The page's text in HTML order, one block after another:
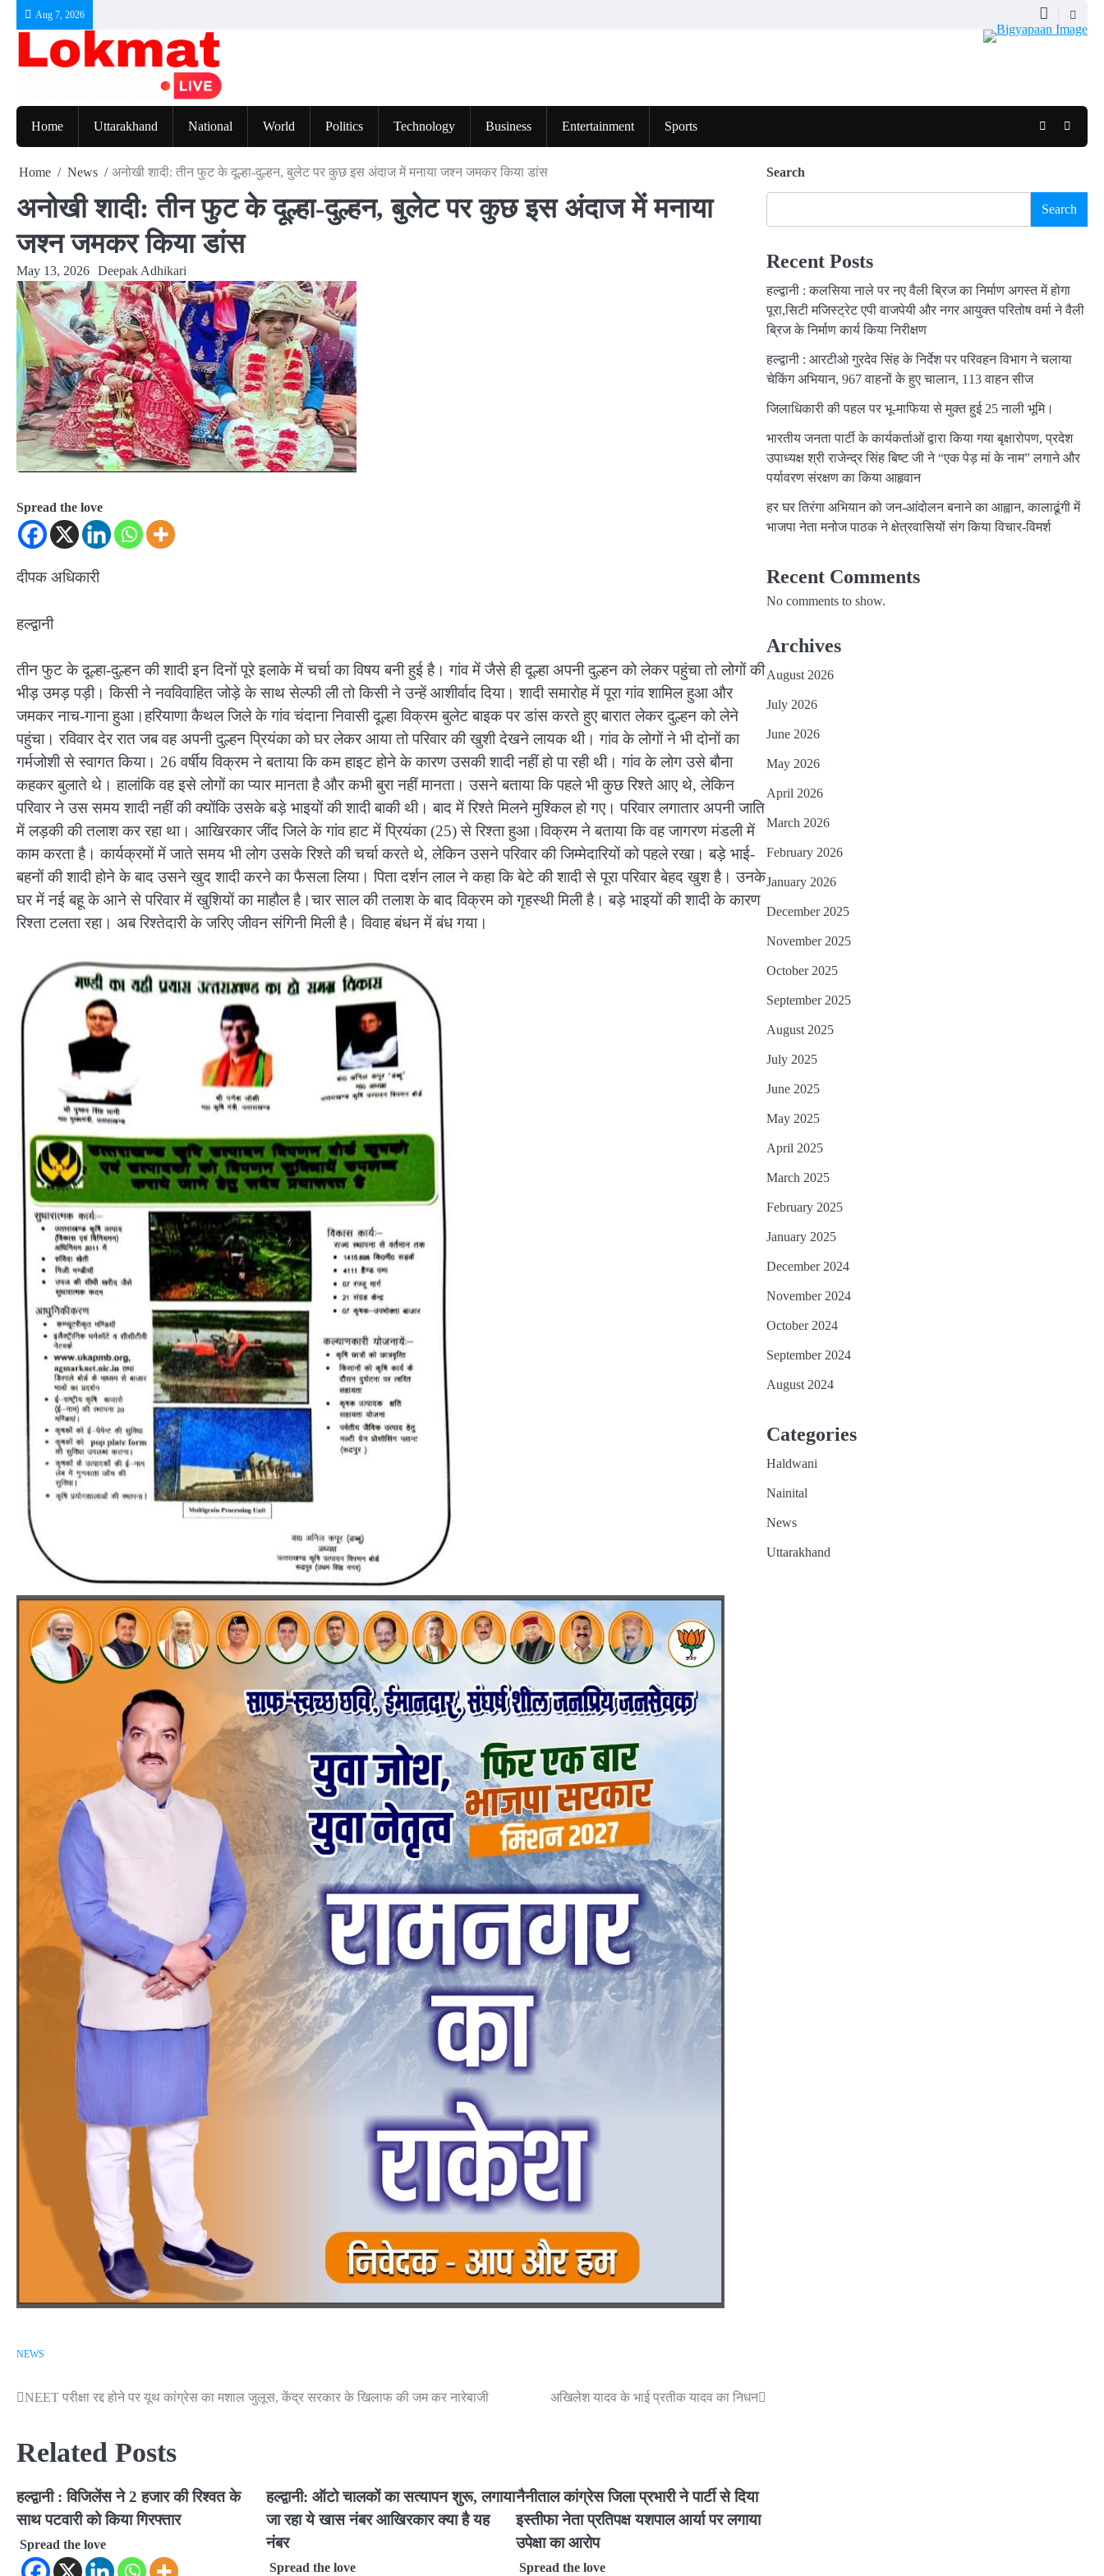
Aug 7, 2026
Home Uttarakhand National World Politics Technology Business Entertainment Sports Facebook
Home News अनोखी शादी: तीन फुट के दूल्हा-दुल्हन, बुलेट पर कुछ इस अंदाज में मनाया जश्न जमकर किया डांस
अनोखी शादी: तीन फुट के दूल्हा-दुल्हन, बुलेट पर कुछ इस अंदाज में मनाया
जश्न जमकर किया डांस
May 13, 2026 Deepak Adhikari
Spread the love
दीपक अधिकारी
हल्द्वानी
तीन फुट के दूल्हा-दुल्हन की शादी इन दिनों पूरे इलाके में चर्चा का विषय बनी हुई है। गांव में जैसे ही दूल्हा अपनी दुल्हन को लेकर पहुंचा तो लोगों की
भीड़ उमड़ पड़ी। किसी ने नवविवाहित जोड़े के साथ सेल्फी ली तो किसी ने उन्हें आशीर्वाद दिया। शादी समारोह में पूरा गांव शामिल हुआ और
जमकर नाच-गाना हुआ।हरियाणा कैथल जिले के गांव चंदाना निवासी दूल्हा विक्रम बुलेट बाइक पर डांस करते हुए बारात लेकर दुल्हन को लेने
पहुंचा। रविवार देर रात जब वह अपनी दुल्हन प्रियंका को घर लेकर आया तो परिवार की खुशी देखने लायक थी। गांव के लोगों ने भी दोनों का
गर्मजोशी से स्वागत किया। 26 वर्षीय विक्रम ने बताया कि कम हाइट होने के कारण उसकी शादी नहीं हो पा रही थी। गांव के लोग उसे बौना
कहकर बुलाते थे। हालांकि वह इसे लोगों का प्यार मानता है और कभी बुरा नहीं मानता। उसने बताया कि पहले भी कुछ रिश्ते आए थे, लेकिन
परिवार ने उस समय शादी नहीं की क्योंकि उसके बड़े भाइयों की शादी बाकी थी। बाद में रिश्ते मिलने मुश्किल हो गए। परिवार लगातार अपनी जाति
में लड़की की तलाश कर रहा था। आखिरकार जींद जिले के गांव हाट में प्रियंका (25) से रिश्ता हुआ।विक्रम ने बताया कि वह जागरण मंडली में
काम करता है। कार्यक्रमों में जाते समय भी लोग उसके रिश्ते की चर्चा करते थे, लेकिन उसने परिवार की जिम्मेदारियों को पहले रखा। बड़े भाई-
बहनों की शादी होने के बाद उसने खुद शादी करने का फैसला लिया। पिता दर्शन लाल ने कहा कि बेटे की शादी से पूरा परिवार बेहद खुश है। उनके
घर में नई बहू के आने से परिवार में खुशियों का माहौल है।चार साल की तलाश के बाद विक्रम को गृहस्थी मिली है। बड़े भाइयों की शादी के कारण
रिश्ता टलता रहा। अब रिश्तेदारी के जरिए जीवन संगिनी मिली है। विवाह बंधन में बंध गया।
NEWS
Post
NEET परीक्षा रद्द होने पर यूथ कांग्रेस का मशाल जुलूस, केंद्र सरकार के खिलाफ की जम कर नारेबाजी अखिलेश यादव के भाई प्रतीक यादव का निधन
Related Posts
हल्द्वानी : विजिलेंस ने 2 हजार की रिश्वत के
साथ पटवारी को किया गिरफ्तार
Spread the love
हल्द्वानी: ऑटो चालकों का सत्यापन शुरू, लगाया
जा रहा ये खास नंबर आखिरकार क्या है यह
नंबर
Spread the love
नैनीताल कांग्रेस जिला प्रभारी ने पार्टी से दिया
इस्तीफा नेता प्रतिपक्ष यशपाल आर्या पर लगाया
उपेक्षा का आरोप
Spread the love
Search
Search
Recent Posts
हल्द्वानी : कलसिया नाले पर नए वैली ब्रिज का निर्माण अगस्त में होगा
पूरा,सिटी मजिस्ट्रेट एपी वाजपेयी और नगर आयुक्त परितोष वर्मा ने वैली
ब्रिज के निर्माण कार्य किया निरीक्षण
हल्द्वानी : आरटीओ गुरदेव सिंह के निर्देश पर परिवहन विभाग ने चलाया
चेकिंग अभियान, 967 वाहनों के हुए चालान, 113 वाहन सीज
जिलाधिकारी की पहल पर भू-माफिया से मुक्त हुई 25 नाली भूमि।
भारतीय जनता पार्टी के कार्यकर्ताओं द्वारा किया गया बृक्षारोपण, प्रदेश
उपाध्यक्ष श्री राजेन्द्र सिंह बिष्ट जी ने “एक पेड़ मां के नाम” लगाने और
पर्यावरण संरक्षण का किया आहृवान
हर घर तिरंगा अभियान को जन-आंदोलन बनाने का आह्वान, कालाढूंगी में
भाजपा नेता मनोज पाठक ने क्षेत्रवासियों संग किया विचार-विमर्श
Recent Comments
No comments to show.
Archives
August 2026
July 2026
June 2026
May 2026
April 2026
March 2026
February 2026
January 2026
December 2025
November 2025
October 2025
September 2025
August 2025
July 2025
June 2025
May 2025
April 2025
March 2025
February 2025
January 2025
December 2024
November 2024
October 2024
September 2024
August 2024
Categories
Haldwani
Nainital
News
Uttarakhand